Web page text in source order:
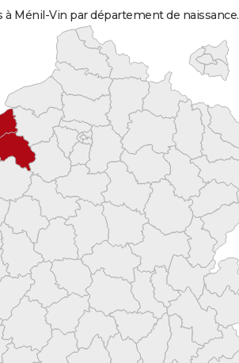
Ménil-Vin par département de naissance.